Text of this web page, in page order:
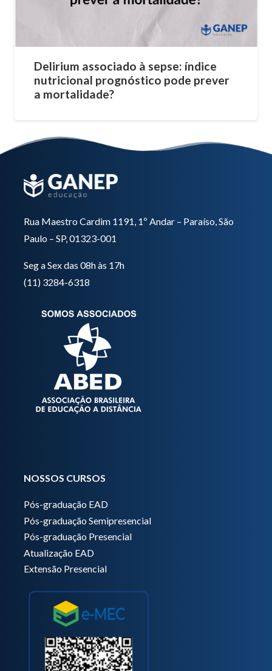
Delirium associado à sepse: índice
nutricional prognóstico pode prever
a mortalidade?
Rua Maestro Cardim 1191, 1º Andar – Paraíso, São
Paulo – SP, 01323-001
Seg a Sex das 08h às 17h
(11) 3284-6318
NOSSOS CURSOS
Pós-graduação EAD
Pós-graduação Semipresencial
Pós-graduação Presencial
Atualização EAD
Extensão Presencial